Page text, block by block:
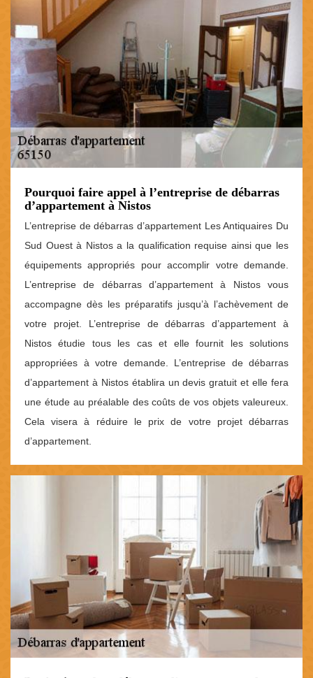
Pourquoi faire appel à l’entreprise de débarras
d’appartement à Nistos
L’entreprise de débarras d’appartement Les Antiquaires Du
Sud Ouest à Nistos a la qualification requise ainsi que les
équipements appropriés pour accomplir votre demande.
L’entreprise de débarras d’appartement à Nistos vous
accompagne dès les préparatifs jusqu’à l’achèvement de
votre projet. L’entreprise de débarras d’appartement à
Nistos étudie tous les cas et elle fournit les solutions
appropriées à votre demande. L’entreprise de débarras
d’appartement à Nistos établira un devis gratuit et elle fera
une étude au préalable des coûts de vos objets valeureux.
Cela visera à réduire le prix de votre projet débarras
d’appartement.